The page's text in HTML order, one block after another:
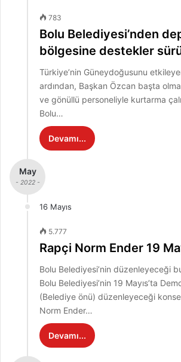
783
Bolu Belediyesi’nden
bölgesine destekler
Türkiye’nin Güneydoğusunu
ardından, Başkan Özcan başta
ve gönüllü personeliyle kurtarma
Bolu…
Devamı...
May
- 2022 -
16 Mayıs
5.777
Rapçi Norm Ender 19
Bolu Belediyesi’nin düzenleyeceği
Bolu Belediyesi’nin 19 Mayıs’ta
(Belediye önü) düzenleyeceği
Norm Ender…
Devamı...